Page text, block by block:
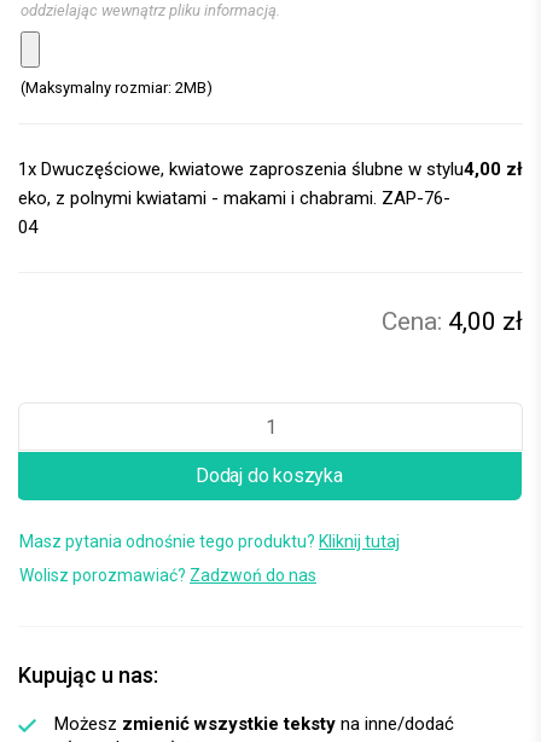
oddzielając wewnątrz pliku informacją.
(Maksymalny rozmiar: 2MB)
1x Dwuczęściowe, kwiatowe zaproszenia ślubne w stylu
eko, z polnymi kwiatami - makami i chabrami. ZAP-76-
04
4,00 zł
4,00 zł
Dodaj do koszyka
Masz pytania odnośnie tego produktu? Kliknij tutaj
Wolisz porozmawiać? Zadzwoń do nas
Kupując u nas:
Możesz zmienić wszystkie teksty na inne/dodać